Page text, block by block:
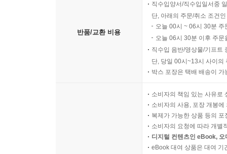
반품/교환 비용
직수입양서/직수입일서중
단, 아래의 주문/취소 조건
오늘 00시 ~ 06시 30분
오늘 06시 30분 이후 주
직수입 음반/영상물/기프트
단, 당일 00시~13시 사이의
박스 포장은 택배 배송이
소비자의 책임 있는 사유로
소비자의 사용, 포장 개봉
복제가 가능한 상품 등의
소비자의 요청에 따라 개별
디지털 컨텐츠인 eBook,
eBook 대여 상품은 대여 기